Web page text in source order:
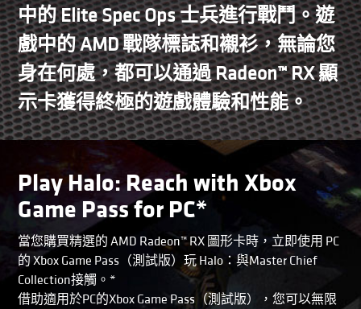
中的 Elite Spec Ops 士兵進行戰鬥。遊
戲中的 AMD 戰隊標誌和襯衫，無論您
身在何處，都可以通過 Radeon™ RX 顯
示卡獲得終極的遊戲體驗和性能。
Play Halo: Reach with Xbox
Game Pass for PC*
當您購買精選的 AMD Radeon™ RX 圖形卡時，立即使用 PC
的 Xbox Game Pass（測試版）玩 Halo：與Master Chief
Collection接觸。*
借助適用於PC的Xbox Game Pass（測試版），您可以無限